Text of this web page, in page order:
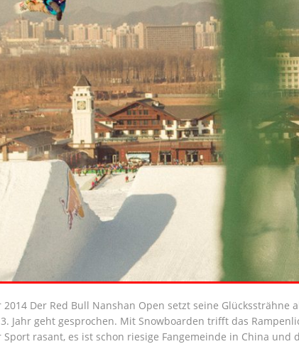
2014 Der Red Bull Nanshan Open setzt seine
Jahr geht gesprochen. Mit Snowboarden trifft das
rasant, es ist schon riesige Fangemeinde in China